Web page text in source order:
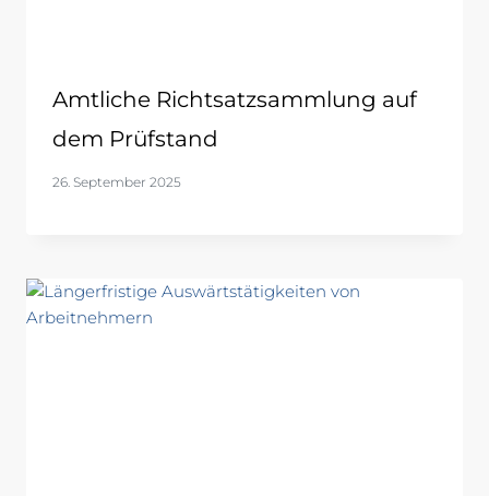
Amtliche Richtsatzsammlung auf
dem Prüfstand
26. September 2025